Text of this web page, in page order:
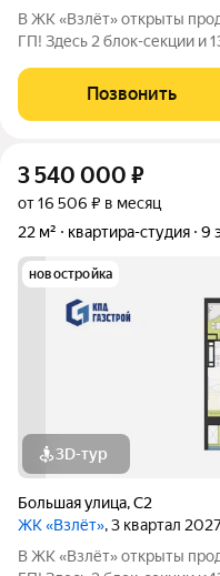
В ЖК «Взлёт» открыты
ГП! Здесь 2 блок-секции и
холлов, благоустроенным
традиционно, представлен
Позвонить
3 540 000 ₽
от 16 506 ₽ в месяц
22 м²
квартира-студия 9
новостройка
3D-тур
Большая улица,С2
ЖК «Взлёт», 3 квартал
В ЖК «Взлёт» открыты